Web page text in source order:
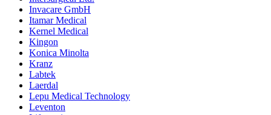
Invacare GmbH
Itamar Medical
Kernel Medical
Kingon
Konica Minolta
Kranz
Labtek
Laerdal
Lepu Medical Technology
Leventon